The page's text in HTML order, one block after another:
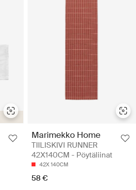
Marimekko Home
TIILISKIVI RUNNER
42X140CM - Pöytäliinat
42X 140CM
58 €